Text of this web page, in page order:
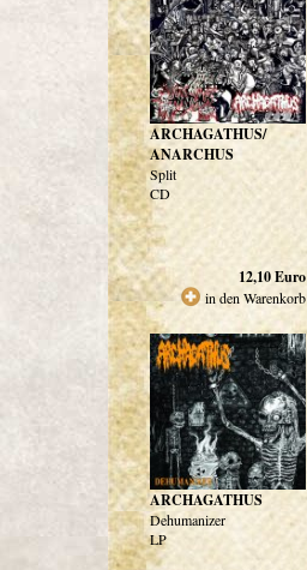
ARCHAGATHUS/
ANARCHUS
Split
CD
12,10Euro
in den Warenkorb
ARCHAGATHUS
Dehumanizer
LP